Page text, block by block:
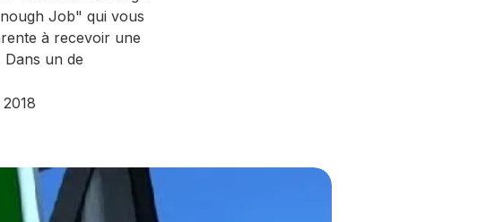
Job" qui vous
à recevoir une
un de